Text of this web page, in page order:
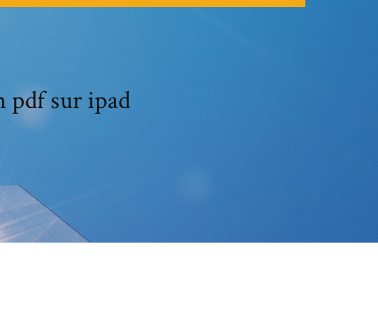
pdf sur ipad